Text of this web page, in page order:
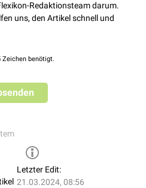
Redaktionsteam darum.
uns, den Artikel schnell und
Zeichen benötigt.
Letzter Edit:
21.03.2024, 08:56